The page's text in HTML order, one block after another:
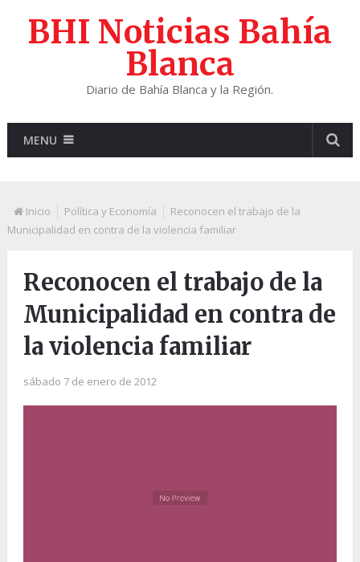
BHI Noticias Bahía
Blanca
Diario de Bahía Blanca y la Región.
MENU
Inicio Política y Economía
Reconocen el trabajo de la
Municipalidad en contra de la violencia familiar
Reconocen el trabajo de la
Municipalidad en contra de
la violencia familiar
sábado 7 de enero de 2012